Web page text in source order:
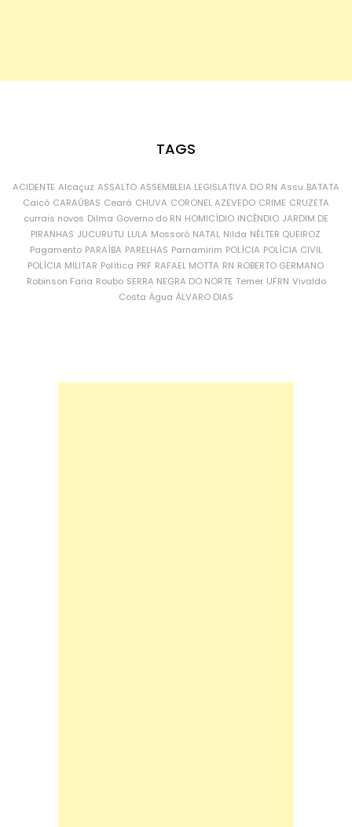
TAGS
ACIDENTE Alcaçuz ASSALTO ASSEMBLEIA LEGISLATIVA DO RN Assu BATATA
Caicó CARAÚBAS Ceará CHUVA CORONEL AZEVEDO CRIME CRUZETA
currais novos Dilma Governo do RN HOMICÍDIO INCÊNDIO JARDIM DE
PIRANHAS JUCURUTU LULA Mossoró NATAL Nilda NÉLTER QUEIROZ
Pagamento PARAÍBA PARELHAS Parnamirim POLÍCIA POLÍCIA CIVIL
POLÍCIA MILITAR Política PRF RAFAEL MOTTA RN ROBERTO GERMANO
Robinson Faria Roubo SERRA NEGRA DO NORTE Temer UFRN Vivaldo
Costa Água ÁLVARO DIAS